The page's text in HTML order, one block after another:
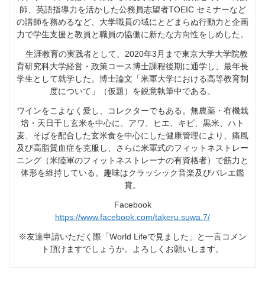
師、英語指導力を活かした公務員志望者TOEIC セミナーなど
の講師を務めるなど、大学職員の域にとどまらぬ行動力と企画
力で学生支援と教員と職員の協働に新たな方向性をしめした。
生涯教育の実践者として、2020年3月まで東京大学大学院教
育研究科大学経営・政策コース博士課程後期に通学し、最年長
学生として就学した。博士論文「米軍大学における高等教育制
度について」（仮題）を鋭意執筆中である。
ワインをこよなく愛し、コレクターでもある。無農薬・有機栽
培・天日干し玄米を中心に、アワ、ヒエ、キビ、黒米、ハト
麦、そばを配合した玄米食を中心にした健康管理により、痛風
及び高脂質血症を克服し、さらに米軍式のフィットネストレー
ニング（米陸軍のフィットネストレーナの有資格者）で筋力と
体形を維持している。趣味はクラッシック音楽及びバレエ鑑
賞。
Facebook
https://www.facebook.com/takeru.suwa.7/
※友達申請いただく際「World Lifeで見ました」と一言コメン
ト頂けますでしょうか。よろしくお願いします。